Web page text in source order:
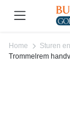
Home
Sturen
Trommelrem